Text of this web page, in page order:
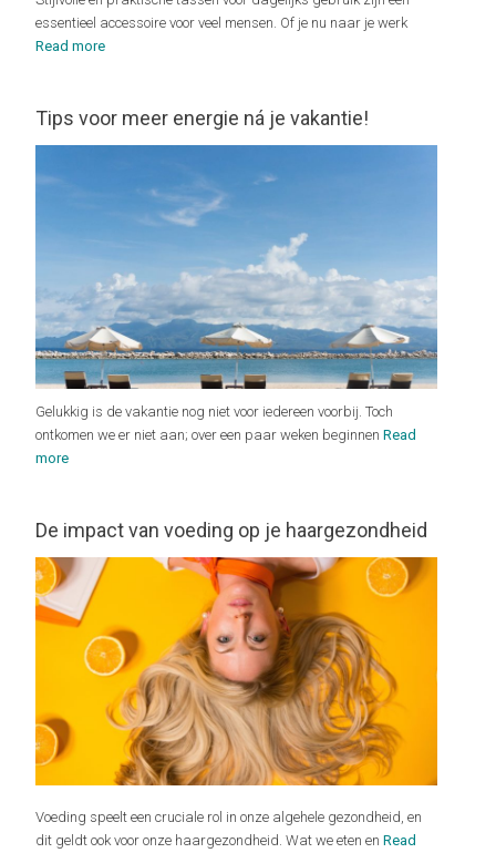
essentieel accessoire voor veel mensen. Of je nu naar je werk
Read more
Tips voor meer energie ná je vakantie!
Gelukkig is de vakantie nog niet voor iedereen voorbij. Toch
ontkomen we er niet aan; over een paar weken beginnenRead
more
De impact van voeding op je haargezondheid
Voeding speelt een cruciale rol in onze algehele gezondheid, en
dit geldt ook voor onze haargezondheid. Wat we eten enRead